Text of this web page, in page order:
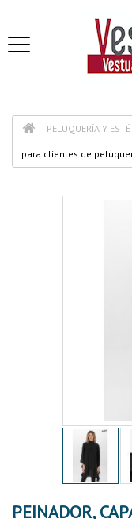
PELUQUERÍA Y
para clientes de
PEINADOR,